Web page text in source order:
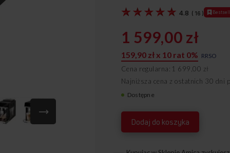
4.8 ( 16 )
1 599,00 zł
159,90 zł x 10 rat 0% RRSO
Cena regularna
1 699,00 zł
Najniższa cena z ostatnich 30 dni
Dostępne
Dodaj do koszyka